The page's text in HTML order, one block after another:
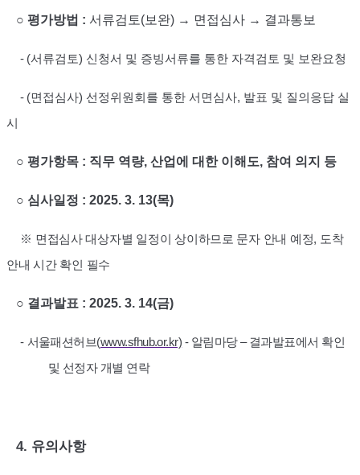
○ 평가방법 : 서류검토(보완) → 면접심사 → 결과통보
- (서류검토) 신청서 및 증빙서류를 통한 자격검토 및 보완요청
- (면접심사) 선정위원회를 통한 서면심사, 발표 및 질의응답 실
시
○ 평가항목 : 직무 역량, 산업에 대한 이해도, 참여 의지 등
○ 심사일정 : 2025. 3. 13(목)
※ 면접심사 대상자별 일정이 상이하므로 문자 안내 예정, 도착
안내 시간 확인 필수
○ 결과발표 : 2025. 3. 14(금)
- 서울패션허브(www.sfhub.or.kr) - 알림마당–결과발표에서 확인
및 선정자 개별 연락
4. 유의사항